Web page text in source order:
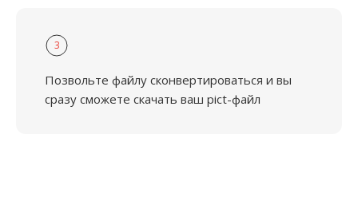
3
Позвольте файлу сконвертироваться и вы
сразу сможете скачать ваш pict-файл